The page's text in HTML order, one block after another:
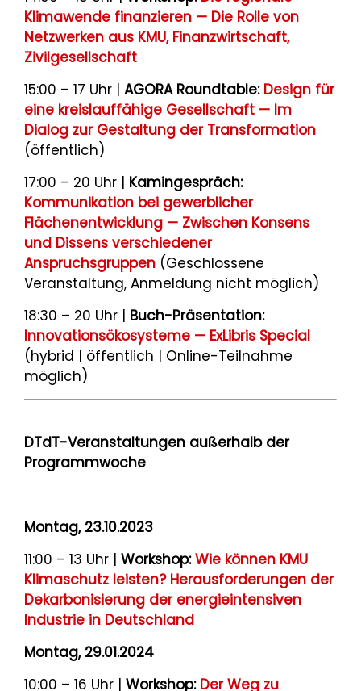
Klimawende finanzieren — Die Rolle von
Netzwerken aus KMU, Finanzwirtschaft,
Zivilgesellschaft
15:00 – 17 Uhr | AGORA Roundtable: Design für
eine kreislauffähige Gesellschaft — Im
Dialog zur Gestaltung der Transformation
(öffentlich)
17:00 – 20 Uhr | Kamingespräch:
Kommunikation bei gewerblicher
Flächenentwicklung — Zwischen Konsens
und Dissens verschiedener
Anspruchsgruppen (Geschlossene
Veranstaltung, Anmeldung nicht möglich)
18:30 – 20 Uhr | Buch-Präsentation:
Innovationsökosysteme — ExLibris Special
(hybrid | öffentlich | Online-Teilnahme
möglich)
DTdT-Veranstaltungen außerhalb der
Programmwoche
Montag, 23.10.2023
11:00 – 13 Uhr | Workshop:Wie können KMU
Klimaschutz leisten? Herausforderungen der
Dekarbonisierung der energieintensiven
Industrie in Deutschland
Montag, 29.01.2024
10:00 – 16 Uhr | Workshop: Der Weg zu